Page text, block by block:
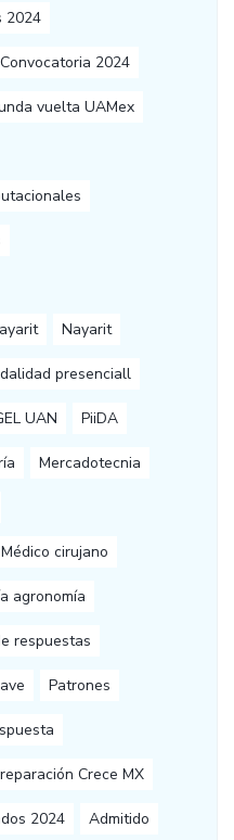
2024
Convocatoria 2024
vuelta UAMex
Nayarit
presenciall
UAN PiiDA
Mercadotecnia
Médico cirujano
agronomía
respuestas
Patrones
Crece MX
2024 Admitido